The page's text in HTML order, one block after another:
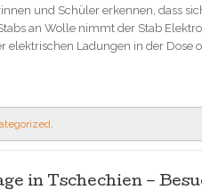
und Schüler erkennen, dass
an Wolle nimmt der Stab
elektrischen Ladungen in der Dose
.
in Tschechien –